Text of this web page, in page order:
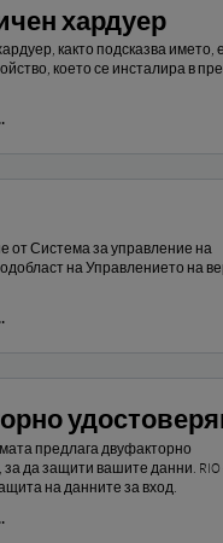
хардуер
както подсказва името, е
което се инсталира в
от Система за управление на
на Управлението на
предлага двуфакторно
да защити вашите данни. RIO
на данните за вход.